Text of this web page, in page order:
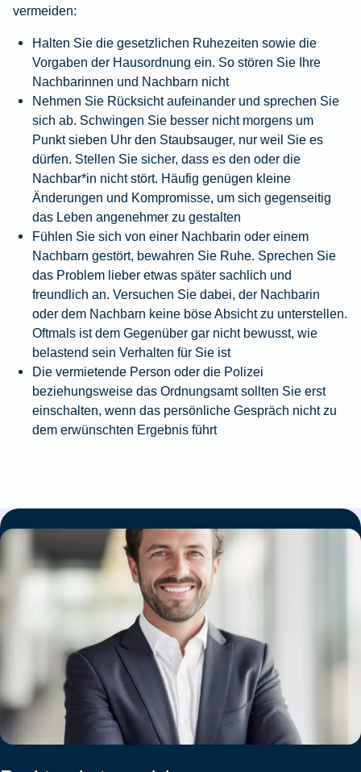
vermeiden:
Halten Sie die gesetzlichen Ruhezeiten sowie die
Vorgaben der Hausordnung ein. So stören Sie Ihre
Nachbarinnen und Nachbarn nicht
Nehmen Sie Rücksicht aufeinander und sprechen Sie
sich ab. Schwingen Sie besser nicht morgens um
Punkt sieben Uhr den Staubsauger, nur weil Sie es
dürfen. Stellen Sie sicher, dass es den oder die
Nachbar*in nicht stört. Häufig genügen kleine
Änderungen und Kom­promisse, um sich gegenseitig
das Leben angenehmer zu gestalten
Fühlen Sie sich von einer Nachbarin oder einem
Nachbarn gestört, bewahren Sie Ruhe. Sprechen Sie
das Problem lieber etwas später sachlich und
freundlich an. Versuchen Sie dabei, der Nachbarin
oder dem Nachbarn keine böse Absicht zu unterstellen.
Oftmals ist dem Gegenüber gar nicht bewusst, wie
belastend sein Verhalten für Sie ist
Die vermietende Person oder die Polizei
beziehungsweise das Ordnungsamt sollten Sie erst
einschalten, wenn das persönliche Gespräch nicht zu
dem erwünschten Ergebnis führt